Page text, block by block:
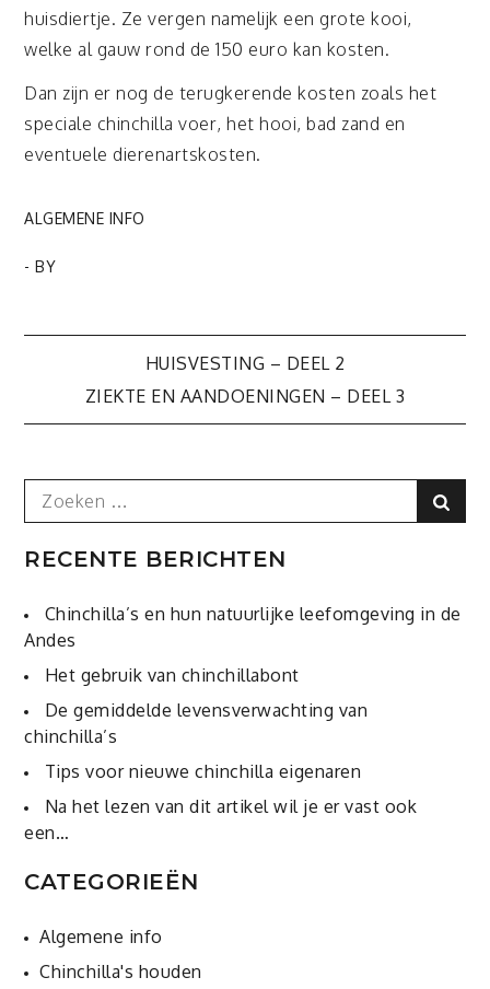
huisdiertje. Ze vergen namelijk een grote kooi,
welke al gauw rond de 150 euro kan kosten.
Dan zijn er nog de terugkerende kosten zoals het
speciale chinchilla voer, het hooi, bad zand en
eventuele dierenartskosten.
ALGEMENE INFO
- BY
Bericht
navigatie
HUISVESTING – DEEL 2
ZIEKTE EN AANDOENINGEN – DEEL 3
Search
for:
RECENTE BERICHTEN
Chinchilla’s en hun natuurlijke leefomgeving in de
Andes
Het gebruik van chinchillabont
De gemiddelde levensverwachting van
chinchilla’s
Tips voor nieuwe chinchilla eigenaren
Na het lezen van dit artikel wil je er vast ook
een…
CATEGORIEËN
Algemene info
Chinchilla's houden